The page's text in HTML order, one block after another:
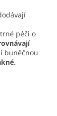
péči o
buněčnou
.